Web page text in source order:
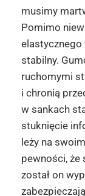
musimy
Pomimo
elastycznego
stabilny.
ruchomymi
i chronią
w sankach
stuknięcie
leży na
pewności, że
został on